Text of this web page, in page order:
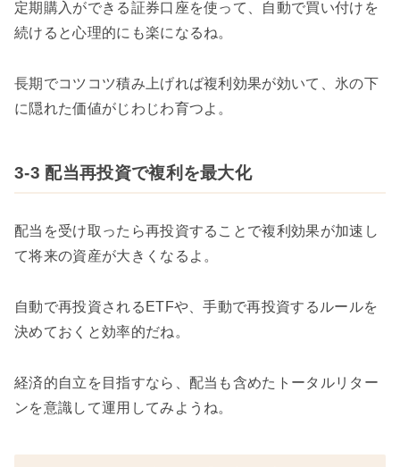
定期購入ができる証券口座を使って、自動で買い付けを
続けると心理的にも楽になるね。
長期でコツコツ積み上げれば複利効果が効いて、氷の下
に隠れた価値がじわじわ育つよ。
3-3 配当再投資で複利を最大化
配当を受け取ったら再投資することで複利効果が加速し
て将来の資産が大きくなるよ。
自動で再投資されるETFや、手動で再投資するルールを
決めておくと効率的だね。
経済的自立を目指すなら、配当も含めたトータルリター
ンを意識して運用してみようね。